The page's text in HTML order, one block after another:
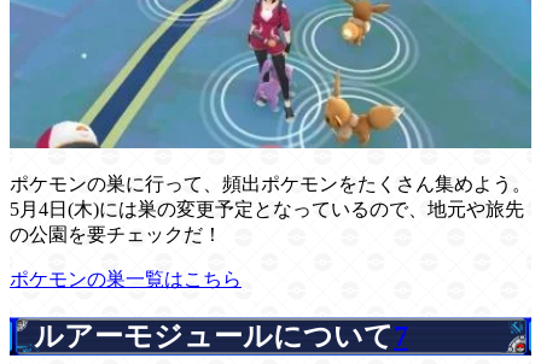
ポケモンの巣に行って、頻出ポケモンをたくさん集めよう。
5月4日(木)には巣の変更予定となっているので、地元や旅先
の公園を要チェックだ！
ポケモンの巣一覧はこちら
ルアーモジュールについて7